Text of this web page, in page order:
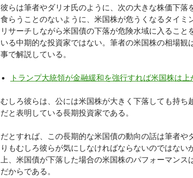
彼らは筆者やダリオ氏のように、次の大きな株価下落
食らうことのないように、米国株が危うくなるタイミ
リサーチしながら米国債の下落が危険水域に入ること
いる中期的な投資家ではない。筆者の米国株の相場観
事で解説している。
トランプ大統領が金融緩和を強行すれば米国株は上
むしろ彼らは、公には米国株が大きく下落しても持ち
だと表明している長期投資家である。
だとすれば、この長期的な米国債の動向の話は筆者や
りもむしろ彼らが気にしなければならないのではない
上、米国債が下落した場合の米国株のパフォーマンス
だからである。